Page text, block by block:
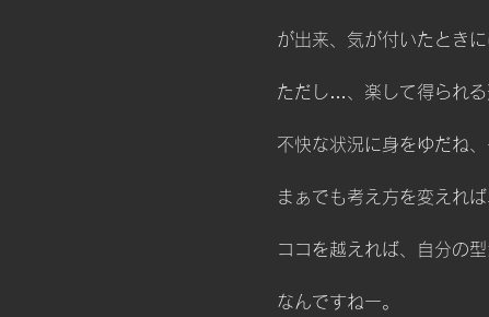
が出来、気が付いたとき
ただし…、楽して得られる
不快な状況に身をゆだね
まぁでも考え方を変えれ
ココを越えれば、自分の
なんですねー。